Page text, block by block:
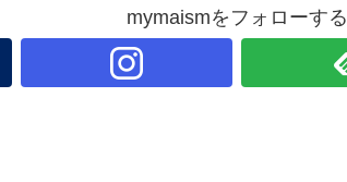
mymaismをフォローする